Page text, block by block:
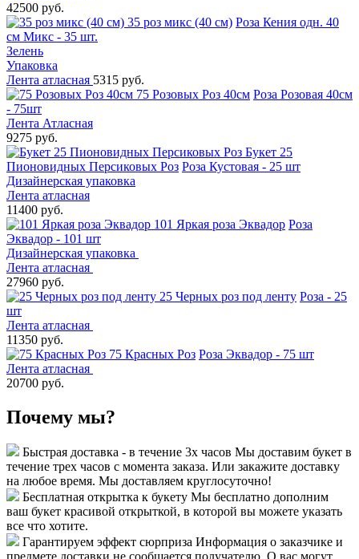
42500 руб.
35 роз микс (40 см) Роза Кения одн. 40
см Микс - 35 шт.
Зелень
Упаковка
Лента атласная 5315 руб.
75 Розовых Роз 40см Роза Розовая 40см
- 75шт
Лента Атласная
9275 руб.
Букет 25
Пионовидных Персиковых Роз Роза Кустовая - 25 шт
Дизайнерская упаковка
Лента атласная
11400 руб.
101 Яркая роза Эквадор Роза
Эквадор - 101 шт
Дизайнерская упаковка
Лента атласная
27960 руб.
25 Черных роз под ленту Роза - 25
шт
Лента атласная
11350 руб.
75 Красных Роз Роза Эквадор - 75 шт
Лента атласная
20700 руб.
Почему мы?
Быстрая доставка - в течение 3х часов Мы доставим букет в
течение трех часов с момента заказа. Или закажите доставку
на любое время. Мы доставляем круглосуточно!
Бесплатная открытка к букету Мы бесплатно дополним
ваш букет красивой открыткой, в которой вы можете указать
все что хотите.
Гарантируем эффект сюрприза Информация о заказчике и